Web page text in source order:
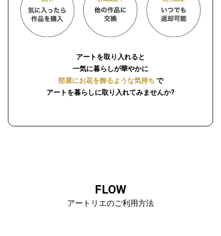
アートを取り入れると
一気に暮らしが華やかに
部屋にお花を飾るような気持ち で
アートを暮らしに取り入れてみませんか?
FLOW
アートリエのご利用方法